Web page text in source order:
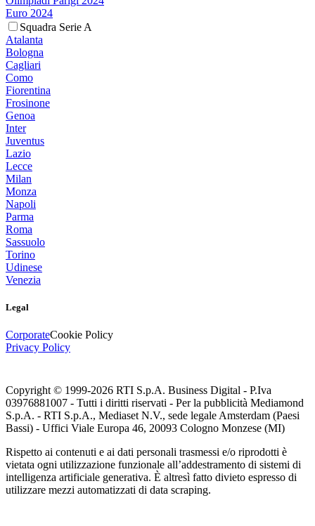
Euro 2024
Squadra Serie A
Atalanta
Bologna
Cagliari
Como
Fiorentina
Frosinone
Genoa
Inter
Juventus
Lazio
Lecce
Milan
Monza
Napoli
Parma
Roma
Sassuolo
Torino
Udinese
Venezia
Legal
CorporateCookie Policy
Privacy Policy
Copyright © 1999-2026 RTI S.p.A. Business Digital - P.Iva
03976881007 - Tutti i diritti riservati - Per la pubblicità Mediamond
S.p.A. - RTI S.p.A., Mediaset N.V., sede legale Amsterdam (Paesi
Bassi) - Uffici Viale Europa 46, 20093 Cologno Monzese (MI)
Rispetto ai contenuti e ai dati personali trasmessi e/o riprodotti è
vietata ogni utilizzazione funzionale all’addestramento di sistemi di
intelligenza artificiale generativa. È altresì fatto divieto espresso di
utilizzare mezzi automatizzati di data scraping.